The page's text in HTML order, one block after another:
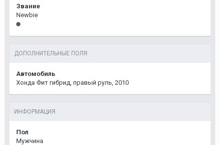
Звание
Newbie
ДОПОЛНИТЕЛЬНЫЕ ПОЛЯ
Автомобиль
Хонда Фит гибрид, правый руль, 2010
ИНФОРМАЦИЯ
Пол
Мужчина